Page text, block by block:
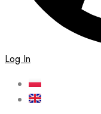
Log In